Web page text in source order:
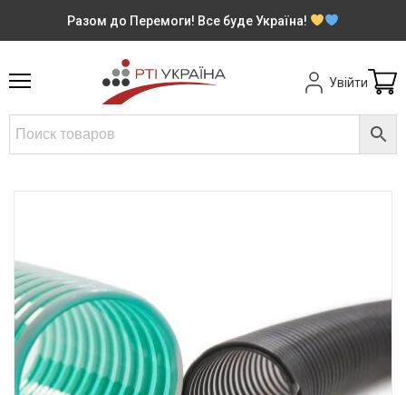
Разом до Перемоги! Все буде Україна!
Увійти